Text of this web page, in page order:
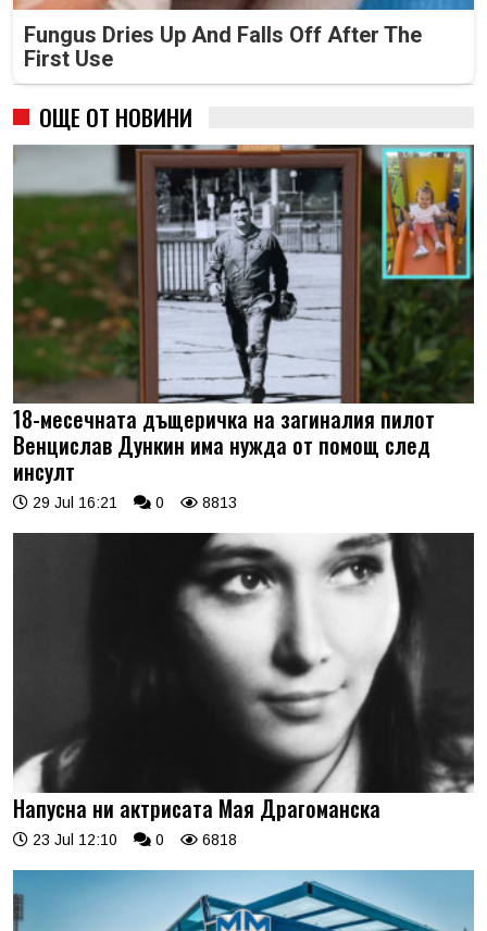
Fungus Dries Up And Falls Off After The
First Use
ОЩЕ ОТ НОВИНИ
18-месечната дъщеричка на загиналия пилот
Венцислав Дункин има нужда от помощ след
инсулт
29 Jul 16:21 0 8813
Напусна ни актрисата Мая Драгоманска
23 Jul 12:10 0 6818